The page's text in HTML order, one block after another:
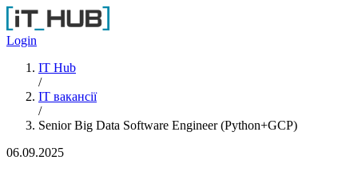
Перейти до основного вмісту
Login
IT Hub
/
IT вакансії
/
Senior Big Data Software Engineer (Python+GCP)
06.09.2025